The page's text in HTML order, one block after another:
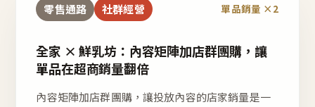
零售通路 社群經營 單品銷量 ×2
全家 × 鮮乳坊：內容矩陣加店群團購，讓
單品在超商銷量翻倍
內容矩陣加店群團購，讓投放內容的店家銷量是一